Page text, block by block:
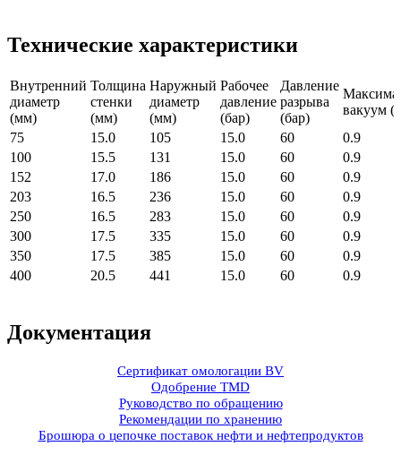
Технические характеристики
Внутренний
диаметр
(мм)
Толщина
стенки
(мм)
Наружный
диаметр
(мм)
Рабочее
давление
(бар)
Давление
разрыва
(бар)
вакуум
75
15.0 105 15.0 60
0.9
100
15.5 131 15.0 60
0.9
152
17.0 186 15.0 60
0.9
203
16.5 236 15.0 60
0.9
250
16.5 283 15.0 60
0.9
300
17.5 335 15.0 60
0.9
350
17.5 385 15.0 60
0.9
400
20.5 441 15.0 60 0.9
Документация
Сертификат омологации BV
Одобрение TMD
Руководство по обращению
Рекомендации по хранению
Брошюра о цепочке поставок нефти и нефтепродуктов